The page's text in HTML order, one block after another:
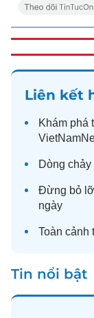
Liên kết
Khám phá
Dòng chảy
Đừng bỏ
ngày
Toàn cảnh
Tin nổi bật